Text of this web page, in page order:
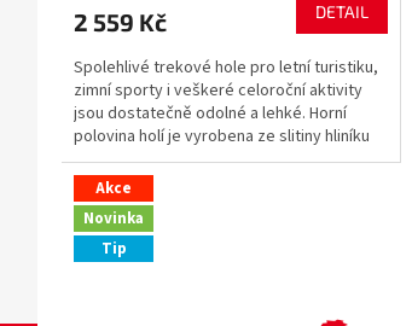
2 559 Kč DETAIL
Spolehlivé trekové hole pro letní turistiku,
zimní sporty i veškeré celoroční aktivity
jsou dostatečně odolné a lehké. Horní
polovina holí je vyrobena ze slitiny hliníku
(6068),...
Akce
Novinka
Tip